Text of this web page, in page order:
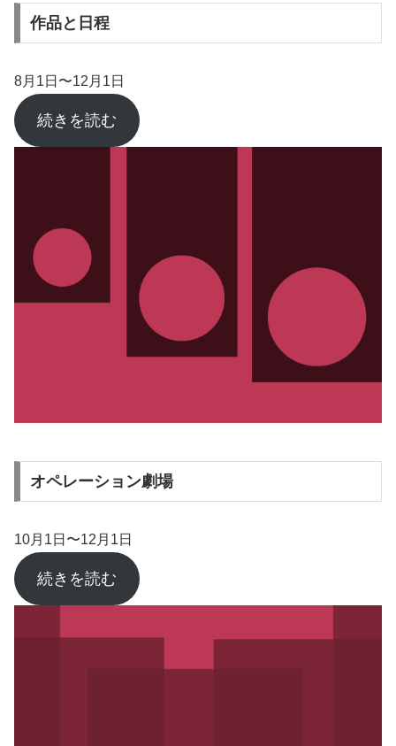
作品と日程
8月1日〜12月1日
続きを読む
オペレーション劇場
10月1日〜12月1日
続きを読む